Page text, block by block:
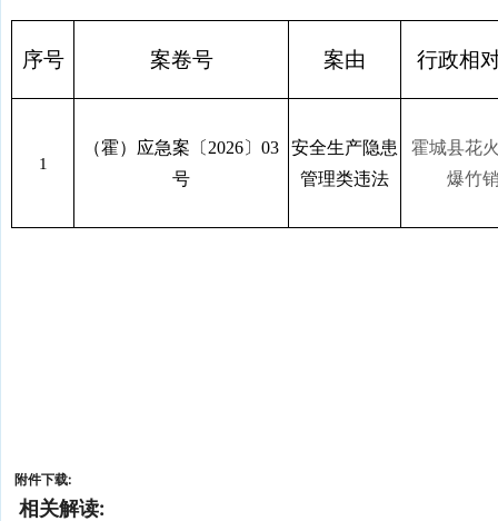
序号 案卷号 案由 行政相
1
（霍）应急案 〔 2026〕03
号
安全生产隐患
管理类违法
霍城县花
爆竹
附件下载:
相关解读: